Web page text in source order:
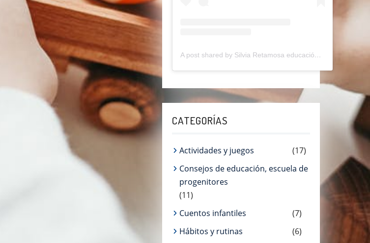
A post shared by Silvia Retamosa educación (@silviaretamosaeducainfantil)
CATEGORÍAS
Actividades y juegos
(17)
Consejos de educación, escuela de
progenitores
(11)
Cuentos infantiles
(7)
Hábitos y rutinas
(6)